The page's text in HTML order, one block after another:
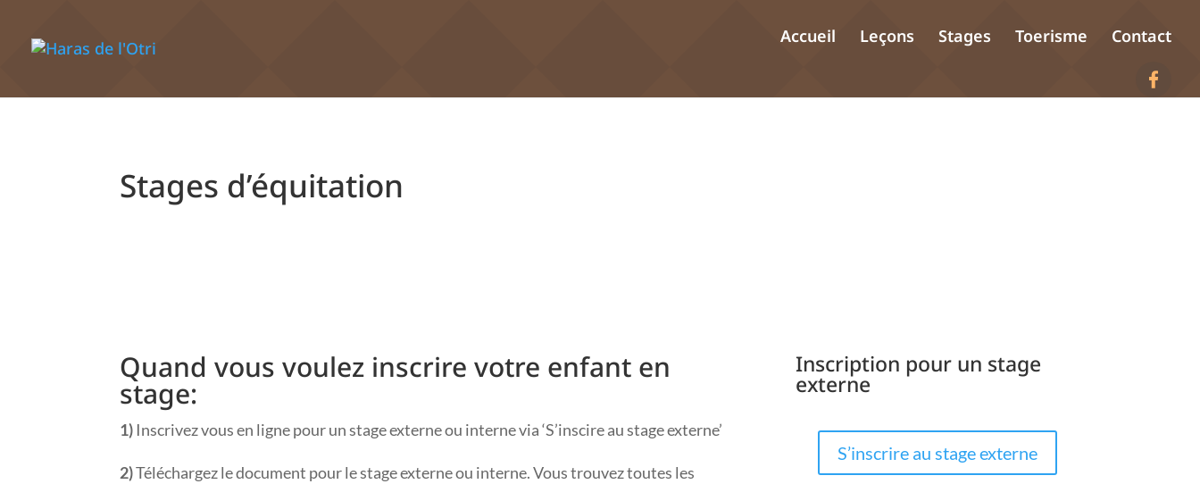
Accueil Leçons Stages Toerisme Contact
Stages d’équitation
Quand vous voulez inscrire votre enfant en
stage:
1) Inscrivez vous en ligne pour un stage externe ou interne via ‘S’inscire au stage externe’
2)Téléchargez le document pour le stage externe ou interne. Vous trouvez toutes les
Inscription pour un stage
externe
S’inscrire au stage externe